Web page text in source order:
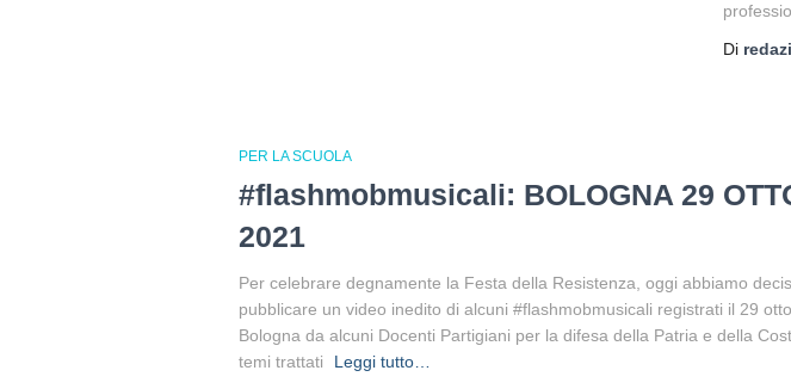
Di
PER LA SCUOLA
#flashmobmusicali: BOLOGNA 29
2021
Per celebrare degnamente la Festa della Resistenza, oggi abbiamo
pubblicare un video inedito di alcuni #flashmobmusicali registrati il 29
Bologna da alcuni Docenti Partigiani per la difesa della Patria e della
temi trattati
Leggi tutto…